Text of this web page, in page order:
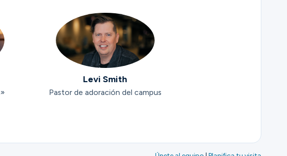
Levi Smith
Pastor de adoración del campus